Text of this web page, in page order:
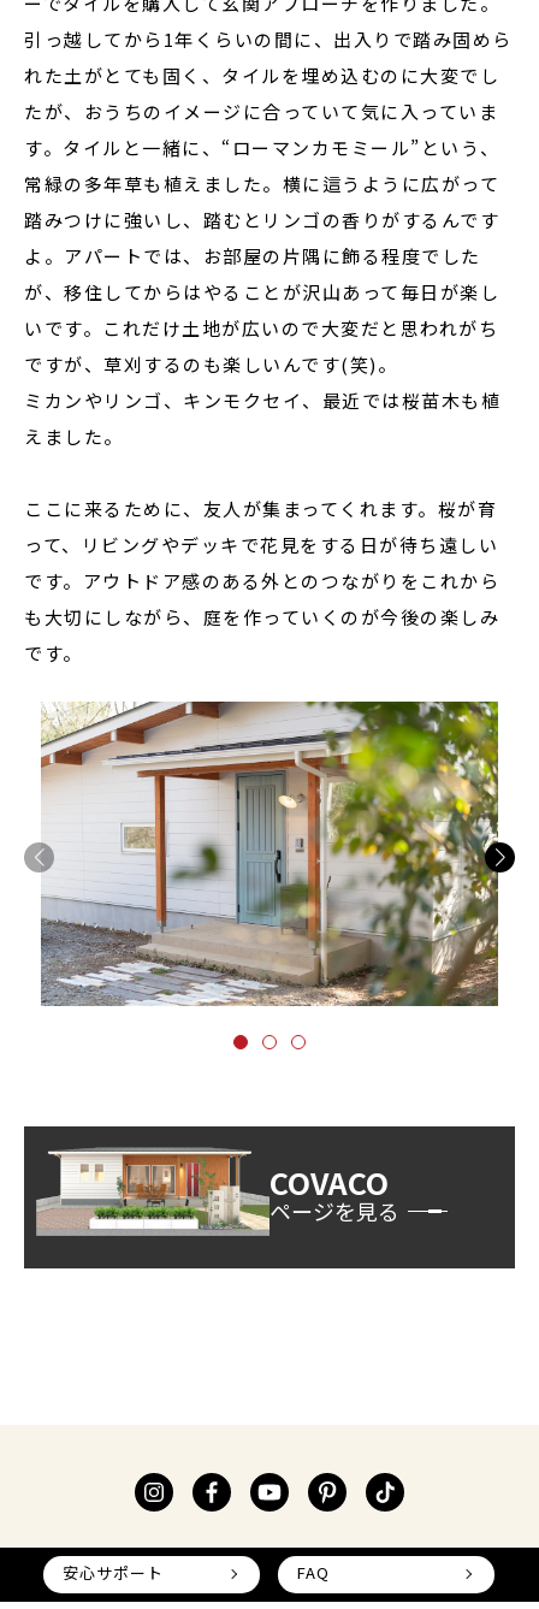
引っ越してから1年くらいの間に、出入りで踏み固めら
れた土がとても固く、タイルを埋め込むのに大変でし
たが、おうちのイメージに合っていて気に入っていま
す。タイルと一緒に、“ローマンカモミール”という、
常緑の多年草も植えました。横に這うように広がって
踏みつけに強いし、踏むとリンゴの香りがするんです
よ。アパートでは、お部屋の片隅に飾る程度でした
が、移住してからはやることが沢山あって毎日が楽し
いです。これだけ土地が広いので大変だと思われがち
ですが、草刈するのも楽しいんです(笑)。
ミカンやリンゴ、キンモクセイ、最近では桜苗木も植
えました。
ここに来るために、友人が集まってくれます。桜が育
って、リビングやデッキで花見をする日が待ち遠しい
です。アウトドア感のある外とのつながりをこれから
も大切にしながら、庭を作っていくのが今後の楽しみ
です。
COVACO
ページを見る
安心サポート FAQ